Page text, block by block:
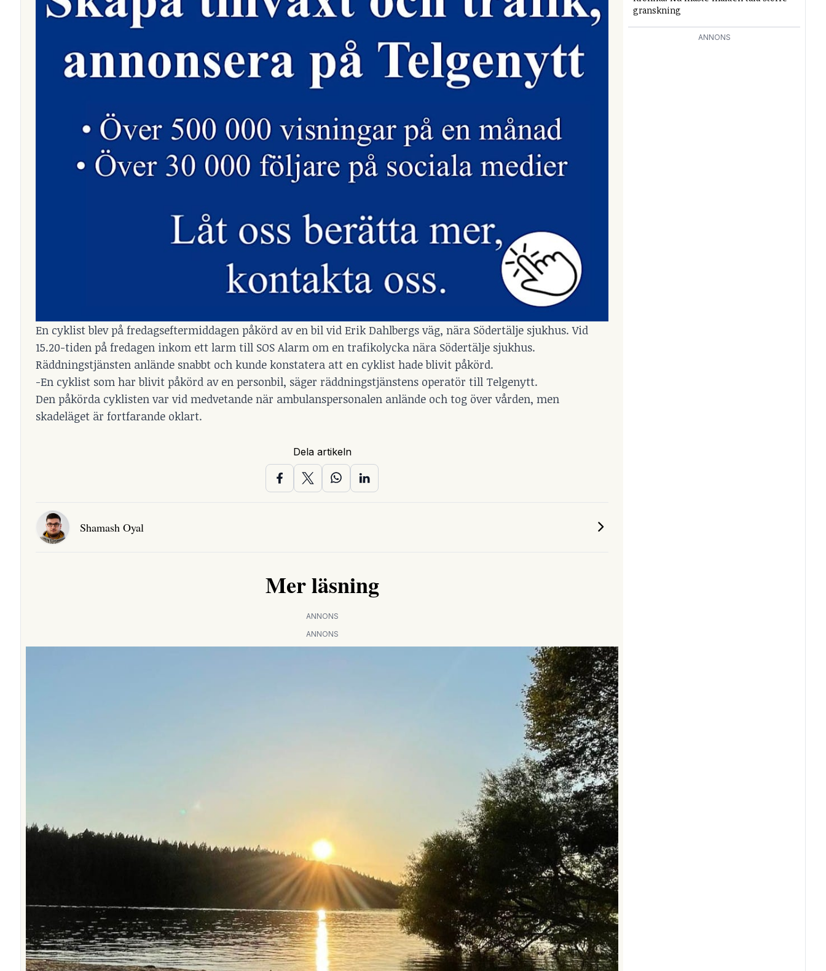
En cyklist blev på fredagseftermiddagen påkörd av en bil vid Erik Dahlbergs väg, nära Södertälje sjukhus. Vid
15.20-tiden på fredagen inkom ett larm till SOS Alarm om en trafikolycka nära Södertälje sjukhus.
Räddningstjänsten anlände snabbt och kunde konstatera att en cyklist hade blivit påkörd.
-En cyklist som har blivit påkörd av en personbil, säger räddningstjänstens operatör till Telgenytt.
Den påkörda cyklisten var vid medvetande när ambulanspersonalen anlände och tog över vården, men
skadeläget är fortfarande oklart.
Dela artikeln
Shamash Oyal
Mer läsning
ANNONS
ANNONS
granskning
ANNONS